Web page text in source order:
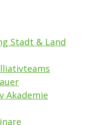
Stadt & Land
Akademie